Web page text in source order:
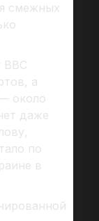
смежных
ВВС
а
около
даже
по
в